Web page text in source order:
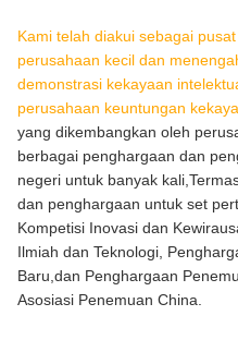
Kami telah diakui sebagai
perusahaan kecil dan
demonstrasi kekayaan
perusahaan keuntungan
yang dikembangkan oleh
berbagai penghargaan dan
negeri untuk banyak
dan penghargaan untuk set
Kompetisi Inovasi dan
Ilmiah dan Teknologi,
Baru,dan Penghargaan
Asosiasi Penemuan China.